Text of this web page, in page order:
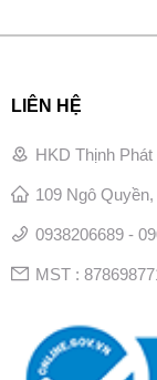
LIÊN HỆ
HKD Thịnh
109 Ngô
0938206689 -
MST :